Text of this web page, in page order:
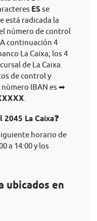
ES se
está radicada la
número de control
continuación 4
La Caixa; los 4
de La Caixa.
de control y
IBAN es ➡
La Caixa❓
horario de
a 14:00 y los
ubicados en